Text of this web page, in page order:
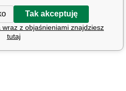
Tak akceptuję
wraz z objaśnieniami znajdziesz
tutaj